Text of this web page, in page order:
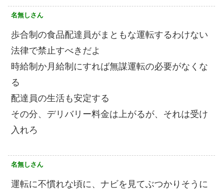
名無しさん
歩合制の食品配達員がまともな運転するわけない
法律で禁止すべきだよ
時給制か月給制にすれば無謀運転の必要がなくな
る
配達員の生活も安定する
その分、デリバリー料金は上がるが、それは受け
入れろ
名無しさん
運転に不慣れな頃に、ナビを見てぶつかりそうに